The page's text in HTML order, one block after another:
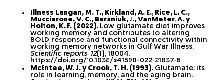
Illness Langan, M. T., Kirkland, A. E., Rice, L. C.,
Mucciarone, V. C., Baraniuk, J., VanMeter, A. y
Holton, K. F. (2022). Low glutamate diet improves
working memory and contributes to altering
BOLD response and functional connectivity within
working memory networks in Gulf War Illness.
Scientific reports, 12(1), 18004.
https://doi.org/10.1038/s41598-022-21837-6
McEntee, W. J. y Crook, T. H. (1993). Glutamate: its
role in learning, memory, and the aging brain.